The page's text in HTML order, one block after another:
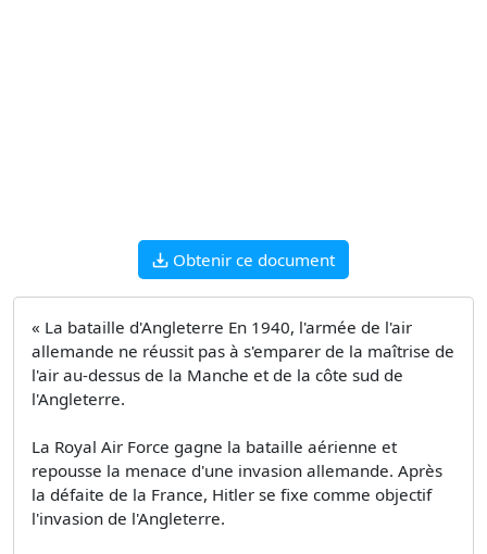
Obtenir ce document
« La bataille d'Angleterre En 1940, l'armée de l'air
allemande ne réussit pas à s'emparer de la maîtrise de
l'air au-dessus de la Manche et de la côte sud de
l'Angleterre.
La Royal Air Force gagne la bataille aérienne et
repousse la menace d'une invasion allemande. Après
la défaite de la France, Hitler se fixe comme objectif
l'invasion de l'Angleterre.